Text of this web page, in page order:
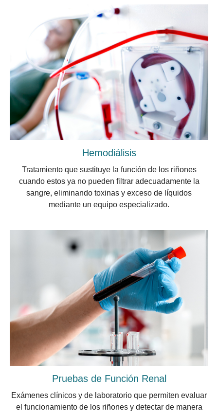
Hemodiálisis
Tratamiento que sustituye la función de los riñones
cuando estos ya no pueden filtrar adecuadamente la
sangre, eliminando toxinas y exceso de líquidos
mediante un equipo especializado.
Pruebas de Función Renal
Exámenes clínicos y de laboratorio que permiten evaluar
el funcionamiento de los riñones y detectar de manera